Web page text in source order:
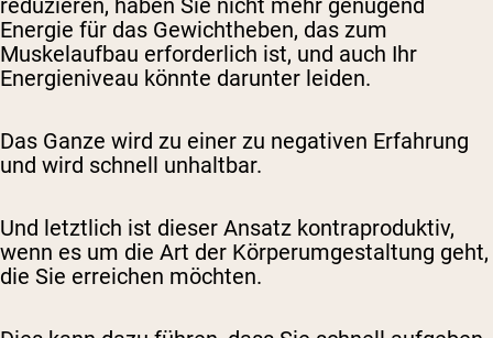
reduzieren, haben Sie nicht mehr genügend
Energie für das Gewichtheben, das zum
Muskelaufbau erforderlich ist, und auch Ihr
Energieniveau könnte darunter leiden.
Das Ganze wird zu einer zu negativen Erfahrung
und wird schnell unhaltbar.
Und letztlich ist dieser Ansatz kontraproduktiv,
wenn es um die Art der Körperumgestaltung geht,
die Sie erreichen möchten.